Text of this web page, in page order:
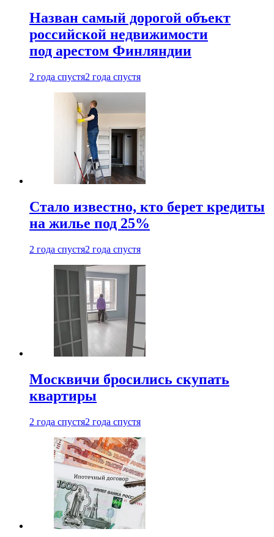
Назван самый дорогой объект
российской недвижимости
под арестом Финляндии
2 года спустя2 года спустя
Стало известно, кто берет кредиты
на жилье под 25%
2 года спустя2 года спустя
Москвичи бросились скупать
квартиры
2 года спустя2 года спустя